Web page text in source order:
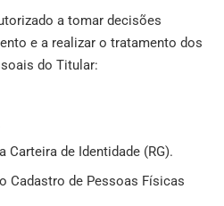
a tomar decisões
e a realizar o tratamento dos
do Titular:
Carteira de Identidade (RG).
Cadastro de Pessoas Físicas